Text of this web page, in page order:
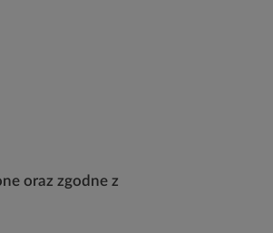
oraz zgodne z